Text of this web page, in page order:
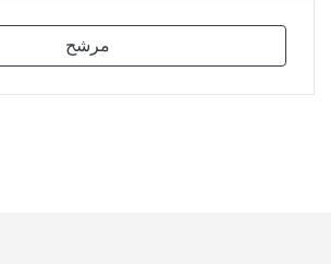
مرشح